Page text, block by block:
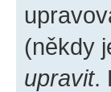
(někdy
upravit.